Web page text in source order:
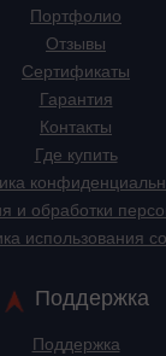
Портфолио
Отзывы
Сертификаты
Гарантия
Контакты
Где купить
и обработки
использования
Поддержка
Поддержка